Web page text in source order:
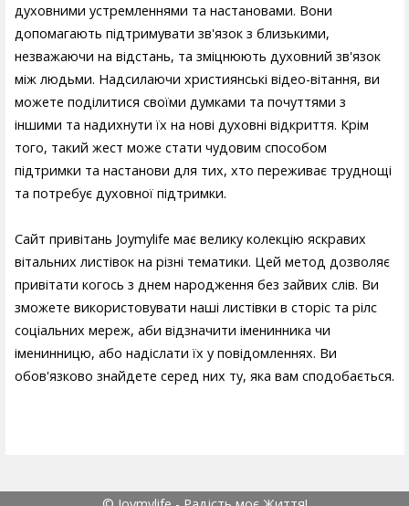
духовними устремленнями та настановами. Вони
допомагають підтримувати зв'язок з близькими,
незважаючи на відстань, та зміцнюють духовний зв'язок
між людьми. Надсилаючи християнські відео-вітання, ви
можете поділитися своїми думками та почуттями з
іншими та надихнути їх на нові духовні відкриття. Крім
того, такий жест може стати чудовим способом
підтримки та настанови для тих, хто переживає труднощі
та потребує духовної підтримки.
Сайт привітань Joymylife має велику колекцію яскравих
вітальних листівок на різні тематики. Цей метод дозволяє
привітати когось з днем народження без зайвих слів. Ви
зможете використовувати наші листівки в сторіс та рілс
соціальних мереж, аби відзначити іменинника чи
іменинницю, або надіслати їх у повідомленнях. Ви
обов'язково знайдете серед них ту, яка вам сподобається.